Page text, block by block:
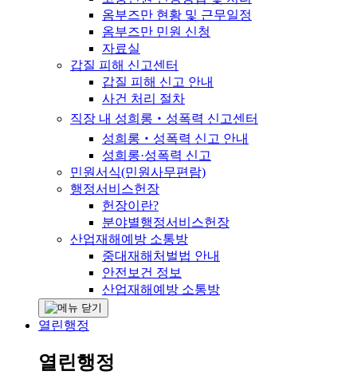
옴부즈만 현황 및 근무일정
옴부즈만 민원 신청
자료실
갑질 피해 신고센터
갑질 피해 신고 안내
사건 처리 절차
직장 내 성희롱‧성폭력 신고센터
성희롱‧성폭력 신고 안내
성희롱·성폭력 신고
민원서식(민원사무편람)
행정서비스헌장
헌장이란?
분야별행정서비스헌장
산업재해예방 소통방
중대재해처벌법 안내
안전보건 정보
산업재해예방 소통방
열린행정
열린행정